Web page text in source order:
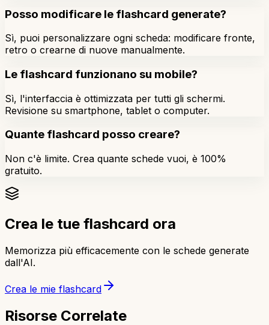
Posso modificare le flashcard generate?
Sì, puoi personalizzare ogni scheda: modificare fronte,
retro o crearne di nuove manualmente.
Le flashcard funzionano su mobile?
Sì, l'interfaccia è ottimizzata per tutti gli schermi.
Revisione su smartphone, tablet o computer.
Quante flashcard posso creare?
Non c'è limite. Crea quante schede vuoi, è 100%
gratuito.
Crea le tue flashcard ora
Memorizza più efficacemente con le schede generate
dall'AI.
Crea le mie flashcard
Risorse Correlate